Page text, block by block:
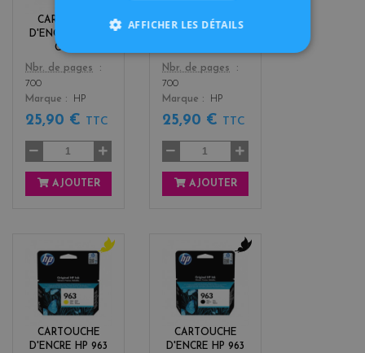
CARTOUCHE
D'ENCRE HP 963
CYAN
Color
Nbr. de pages
700
Marque
HP
25,90 € TTC
AJOUTER
CARTOUCHE
Color
t
Nbr. de pages
700
Marque
HP
25,90 € TTC
AJOUTER
CARTOUCHE
D'ENCRE HP 963
y
e
l
l
o
w
CARTOUCHE
D'ENCRE HP 963
l
c
k
AFFICHER LES DÉTAILS